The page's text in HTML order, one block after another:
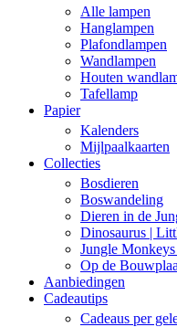
Alle lampen
Hanglampen
Plafondlampen
Wandlampen
Houten
Tafellamp
Papier
Kalenders
Mijlpaalkaarten
Collecties
Bosdieren
Boswandeling
Dieren in de
Dinosaurus |
Jungle
Op de
Aanbiedingen
Cadeautips
Cadeaus per